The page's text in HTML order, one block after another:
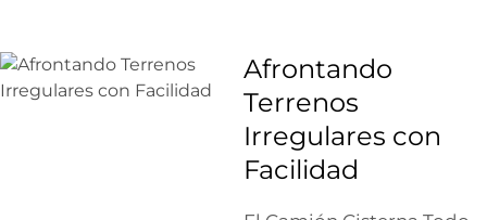
Afrontando
Terrenos
Irregulares con
Facilidad